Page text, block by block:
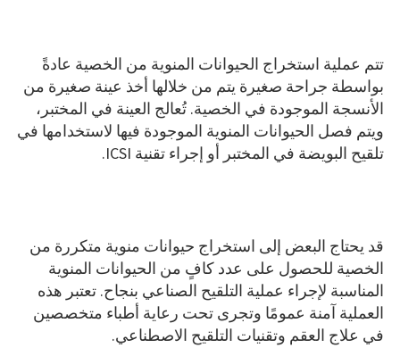
تتم عملية استخراج الحيوانات المنوية من الخصية عادةً
بواسطة جراحة صغيرة يتم من خلالها أخذ عينة صغيرة من
الأنسجة الموجودة في الخصية. تُعالج العينة في المختبر،
ويتم فصل الحيوانات المنوية الموجودة فيها لاستخدامها في
تلقيح البويضة في المختبر أو إجراء تقنية ICSI.
قد يحتاج البعض إلى استخراج حيوانات منوية متكررة من
الخصية للحصول على عدد كافٍ من الحيوانات المنوية
المناسبة لإجراء عملية التلقيح الصناعي بنجاح. تعتبر هذه
العملية آمنة عمومًا وتجرى تحت رعاية أطباء متخصصين
في علاج العقم وتقنيات التلقيح الاصطناعي.